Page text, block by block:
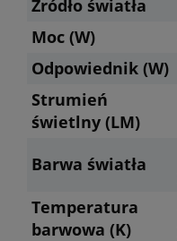
Źródło światła
Moc (W)
Odpowiednik (W)
Strumień
świetlny (LM)
Barwa światła
Temperatura
barwowa (K)